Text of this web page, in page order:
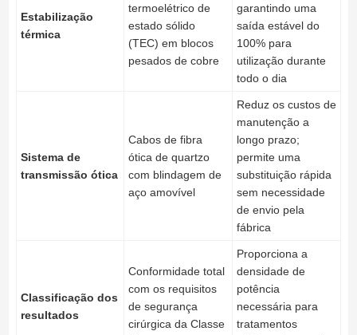
Estabilização
térmica
termoelétrico de
estado sólido
(TEC) em blocos
pesados de cobre
garantindo uma
saída estável do
100% para
utilização durante
todo o dia
Sistema de
transmissão ótica
Cabos de fibra
ótica de quartzo
com blindagem de
aço amovível
Reduz os custos de
manutenção a
longo prazo;
permite uma
substituição rápida
sem necessidade
de envio pela
fábrica
Classificação dos
resultados
Conformidade total
com os requisitos
de segurança
cirúrgica da Classe
Proporciona a
densidade de
potência
necessária para
tratamentos